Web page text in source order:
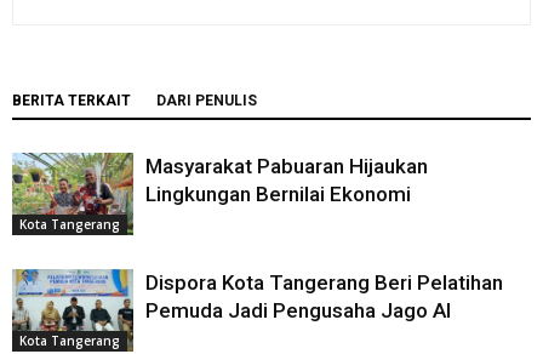
BERITA TERKAIT DARI PENULIS
Kota Tangerang
Masyarakat Pabuaran Hijaukan
Lingkungan Bernilai Ekonomi
Kota Tangerang
Dispora Kota Tangerang Beri Pelatihan
Pemuda Jadi Pengusaha Jago AI